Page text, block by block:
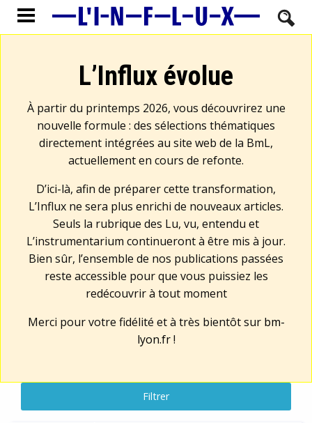
L’Influx évolue
À partir du printemps 2026, vous découvrirez une
nouvelle formule : des sélections thématiques
directement intégrées au site web de la BmL,
actuellement en cours de refonte.
D’ici-là, afin de préparer cette transformation,
L’Influx ne sera plus enrichi de nouveaux articles.
Seuls la rubrique des Lu, vu, entendu et
L’instrumentarium continueront à être mis à jour.
Bien sûr, l’ensemble de nos publications passées
reste accessible pour que vous puissiez les
redécouvrir à tout moment
Merci pour votre fidélité et à très bientôt sur bm-
lyon.fr!
Filtrer